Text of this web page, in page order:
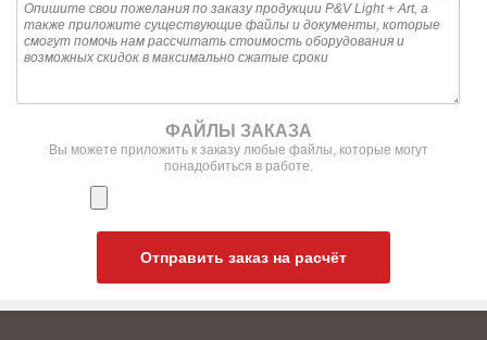
ФАЙЛЫ ЗАКАЗА
Вы можете приложить к заказу любые файлы, которые могут
понадобиться в работе.
Отправить заказ на расчёт